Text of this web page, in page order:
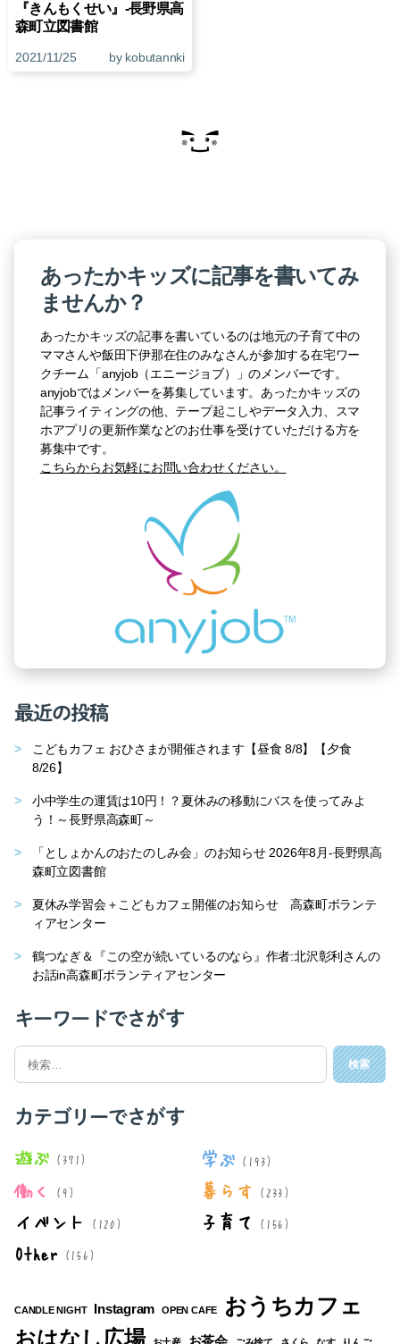
『きんもくせい』-長野県高
森町立図書館
2021/11/25 by kobutannki
あったかキッズに記事を書いてみ
ませんか？
あったかキッズの記事を書いているのは地元の子育て中の
ママさんや飯田下伊那在住のみなさんが参加する在宅ワー
クチーム「anyjob（エニージョブ）」のメンバーです。
anyjobではメンバーを募集しています。あったかキッズの
記事ライティングの他、テープ起こしやデータ入力、スマ
ホアプリの更新作業などのお仕事を受けていただける方を
募集中です。
こちらからお気軽にお問い合わせください。
最近の投稿
こどもカフェ おひさまが開催されます【昼食 8/8】【夕食
8/26】
小中学生の運賃は10円！？夏休みの移動にバスを使ってみよ
う！～長野県高森町～
「としょかんのおたのしみ会」のお知らせ 2026年8月-長野県高
森町立図書館
夏休み学習会＋こどもカフェ開催のお知らせ 高森町ボランテ
ィアセンター
鶴つなぎ＆『この空が続いているのなら』作者:北沢彰利さんの
お話in高森町ボランティアセンター
キーワードでさがす
検
対
象:
カテゴリーでさがす
遊ぶ (371) 学ぶ (193)
働く (9) 暮らす (233)
イベント (120) 子育て (156)
Other(156)
CANDLE NIGHT Instagram OPEN CAFE おうちカフェ
おはなし広場